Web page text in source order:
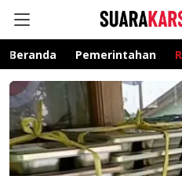
suarakarsa.com
Informasi
Beranda Pemerintahan